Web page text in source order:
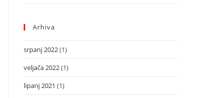
Arhiva
srpanj 2022(1)
veljača 2022(1)
lipanj 2021 (1)